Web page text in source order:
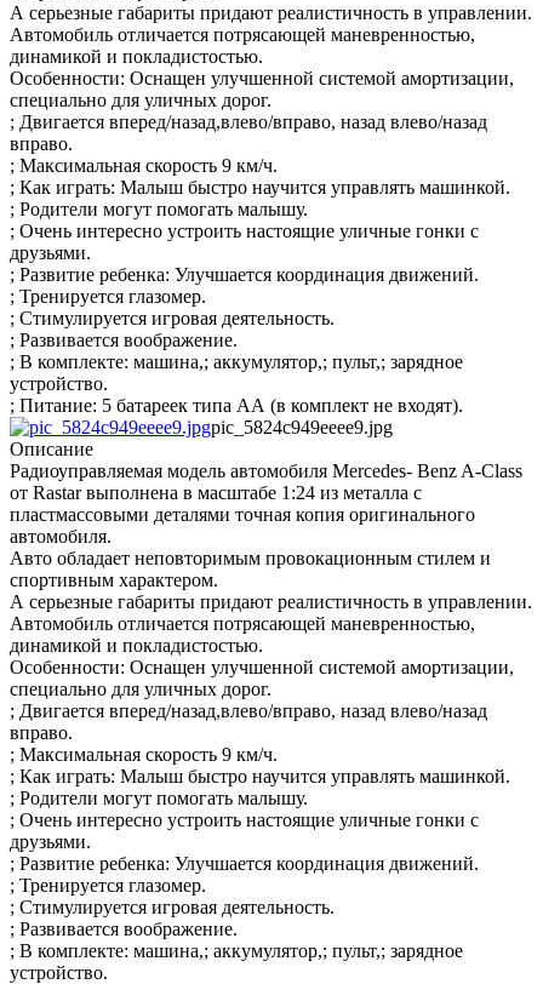
А серьезные габариты придают реалистичность в управлении.
Автомобиль отличается потрясающей маневренностью,
динамикой и покладистостью.
Особенности: Оснащен улучшенной системой амортизации,
специально для уличных дорог.
; Двигается вперед/назад,влево/вправо, назад влево/назад
вправо.
; Максимальная скорость 9 км/ч.
; Как играть: Малыш быстро научится управлять машинкой.
; Родители могут помогать малышу.
; Очень интересно устроить настоящие уличные гонки с
друзьями.
; Развитие ребенка: Улучшается координация движений.
; Тренируется глазомер.
; Стимулируется игровая деятельность.
; Развивается воображение.
; В комплекте: машина,; аккумулятор,; пульт,; зарядное
устройство.
; Питание: 5 батареек типа АА (в комплект не входят).
pic_5824c949eeee9.jpg
Описание
Радиоуправляемая модель автомобиля Mercedes- Benz A-Class
от Rastar выполнена в масштабе 1:24 из металла с
пластмассовыми деталями точная копия оригинального
автомобиля.
Авто обладает неповторимым провокационным стилем и
спортивным характером.
А серьезные габариты придают реалистичность в управлении.
Автомобиль отличается потрясающей маневренностью,
динамикой и покладистостью.
Особенности: Оснащен улучшенной системой амортизации,
специально для уличных дорог.
; Двигается вперед/назад,влево/вправо, назад влево/назад
вправо.
; Максимальная скорость 9 км/ч.
; Как играть: Малыш быстро научится управлять машинкой.
; Родители могут помогать малышу.
; Очень интересно устроить настоящие уличные гонки с
друзьями.
; Развитие ребенка: Улучшается координация движений.
; Тренируется глазомер.
; Стимулируется игровая деятельность.
; Развивается воображение.
; В комплекте: машина,; аккумулятор,; пульт,; зарядное
устройство.